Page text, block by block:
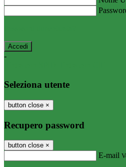
-
Seleziona utente
button close ×
Recupero password
button close ×
E-mail